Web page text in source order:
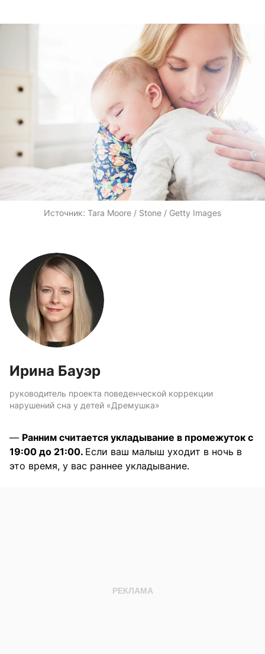
Источник: Tara Moore / Stone / Getty Images
Ирина Бауэр
руководитель проекта поведенческой коррекции
нарушений сна у детей «Дремушка»
— Ранним считается укладывание в промежуток с
19:00 до 21:00. Если ваш малыш уходит в ночь в
это время, у вас раннее укладывание.